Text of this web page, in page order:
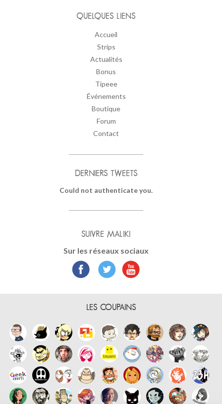
QUELQUES LIENS
Accueil
Strips
Actualités
Bonus
Tipeee
Événements
Boutique
Forum
Contact
DERNIERS TWEETS
Could not authenticate you.
SUIVRE MALIKI
Sur les réseaux sociaux
LES COUPAINS